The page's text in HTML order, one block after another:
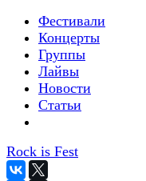
Фестивали
Концерты
Группы
Лайвы
Новости
Статьи
Rock is Fest